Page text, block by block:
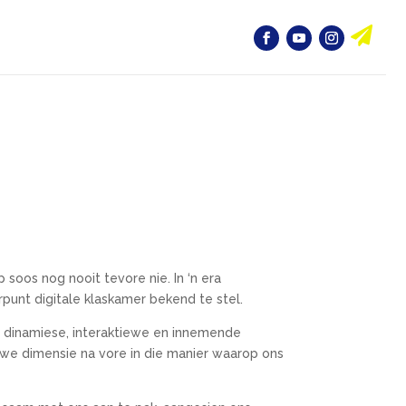

nog nooit tevore nie. In ‘n era
digitale klaskamer bekend te stel.
interaktiewe en innemende
dimensie na vore in die manier waarop ons